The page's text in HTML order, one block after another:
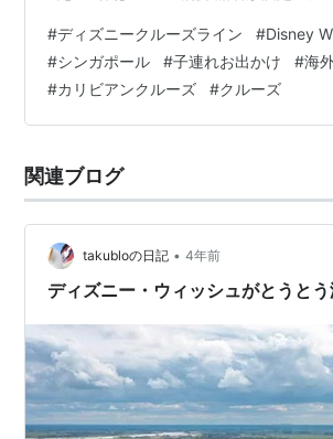
[2026.3.8update!!]プレビュークルーズ
総括 過去記事はこちらから！ 2025年 シ
港のディズニークルーズが誕生!! もうタ
す。 これまで計5隻、北米・欧州に…
#ディズニークルーズライン #Disney
#シンガポール #子連れお出かけ #海
#カリビアンクルーズ #クルーズ
関連ブログ
takubloの日記 • 4年前
ディズニー・ウィッシュがとうと